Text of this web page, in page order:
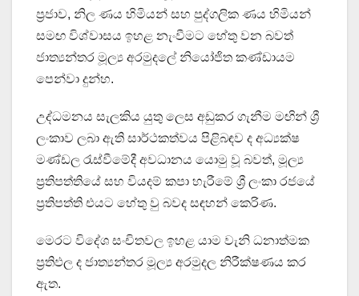
ප්‍රජාව, නිල ණය හිමියන් සහ පුද්ගලික ණය හිමියන්
සමඟ විශ්වාසය ඉහළ නැංවීමට හේතු වන බවත්
ජාත්‍යන්තර මූල්‍ය අරමුදලේ නියෝජිත කණ්ඩායම
පෙන්වා දුන්හ.
උද්ධමනය සැලකිය යුතු ලෙස අඩුකර ගැනීම මඟින් ශ්‍රී
ලංකාව ලබා ඇති සාර්ථකත්වය පිළිබඳව ද අධ්‍යක්ෂ
මණ්ඩල රැස්වීමේදී අවධානය යොමු වූ බවත්, මූල්‍ය
ප්‍රතිපත්තියේ සහ වියදම් කපා හැරීමේ ශ්‍රී ලංකා රජයේ
ප්‍රතිපත්ති එයට හේතු වු බවද සඳහන් කෙරිණ.
මෙරට විදේශ සංචිතවල ඉහළ යාම වැනි ධනාත්මක
ප්‍රතිඵල ද ජාත්‍යන්තර මූල්‍ය අරමුදල නිරීක්ෂණය කර
ඇත.